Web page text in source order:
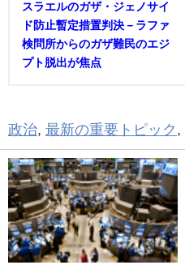
スラエルのガザ・ジェノサイ
ド防止暫定措置判決－ラファ
検問所からのガザ難民のエジ
プト脱出が焦点
政治, 最新の重要トピック ,